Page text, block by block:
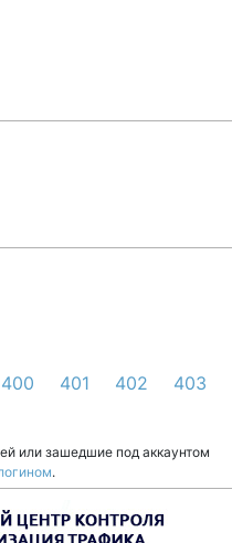
400 401 402 403
или зашедшие под аккаунтом
.